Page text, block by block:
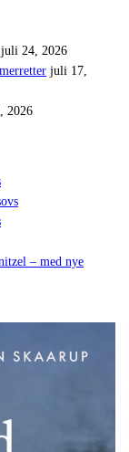
juli 24, 2026
juli 17,
2026
– med nye